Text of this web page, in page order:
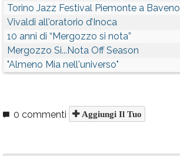
Torino Jazz Festival Piemonte a Baveno
Vivaldi all'oratorio d’Inoca
10 anni di “Mergozzo si nota”
Mergozzo Si...Nota Off Season
"Almeno Mia nell'universo"
0 commenti Aggiungi Il Tuo